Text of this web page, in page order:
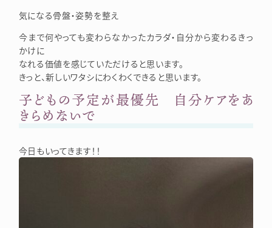
気になる骨盤・姿勢を整え
今まで何やっても変わらなかったカラダ・自分から変わるきっ
かけに
なれる価値を感じていただけると思います。
きっと、新しいワタシにわくわくできると思います。
子どもの予定が最優先 自分ケアをあ
きらめないで
今日もいってきます！！